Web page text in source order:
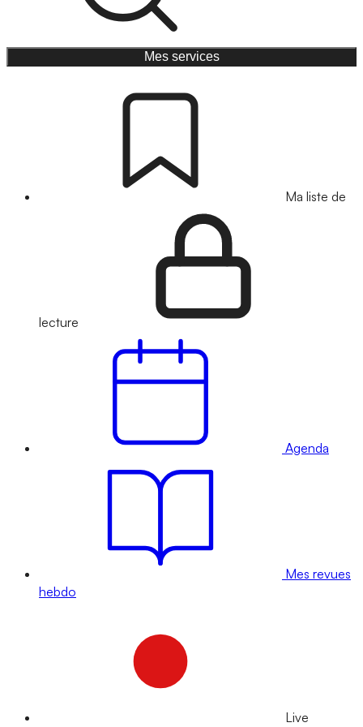
Mes services
Ma liste de
lecture
Agenda
Mes revues
hebdo
Live